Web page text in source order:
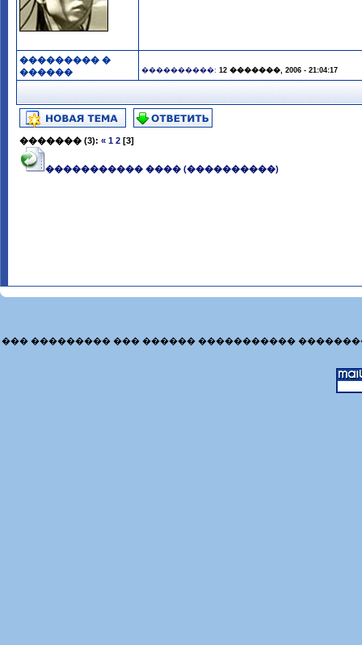
��������� �
������
����������: 12 �������, 2006 - 21:04:17
������� (3): « 1 2 [3]
����������� ���� (����������)
��� ��������� ��� ������ �����������